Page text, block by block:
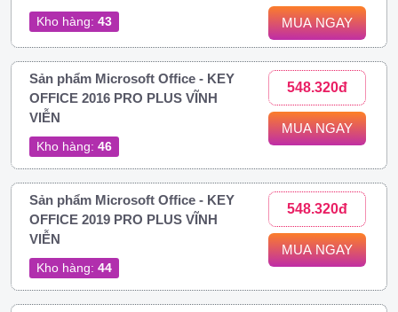
Kho hàng: 43 MUA NGAY
Sản phẩm Microsoft Office - KEY
OFFICE 2016 PRO PLUS VĨNH
VIỄN
Kho hàng: 46
548.320đ
MUA NGAY
Sản phẩm Microsoft Office - KEY
OFFICE 2019 PRO PLUS VĨNH
VIỄN
Kho hàng: 44
548.320đ
MUA NGAY